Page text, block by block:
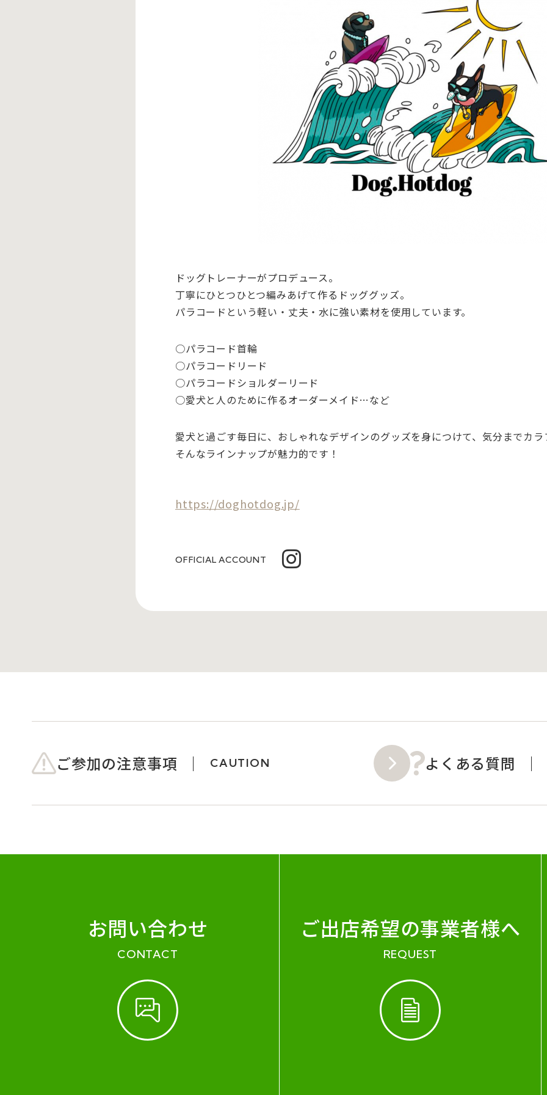
ドッグトレーナーがプロデュース。
丁寧にひとつひとつ編みあげて作るドッググッズ。
パラコードという軽い・丈夫・水に強い素材を使用しています。
○パラコード首輪
○パラコードリード
○パラコードショルダーリード
○愛犬と人のために作るオーダーメイド…など
愛犬と過ごす毎日に、おしゃれなデザインのグッズを身につけて、気分までカ
そんなラインナップが魅力的です！
https://doghotdog.jp/
OFFICIAL ACCOUNT
ご参加の注意事項 CAUTION よくある質問
お問い合わせ
CONTACT
ご出店希望の事業者様へ
REQUEST